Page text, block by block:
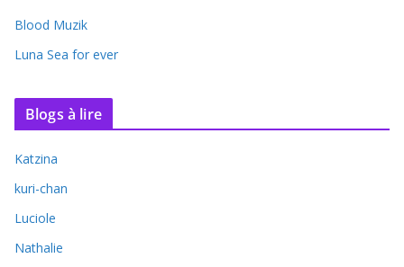
Blood Muzik
Luna Sea for ever
Blogs à lire
Katzina
kuri-chan
Luciole
Nathalie